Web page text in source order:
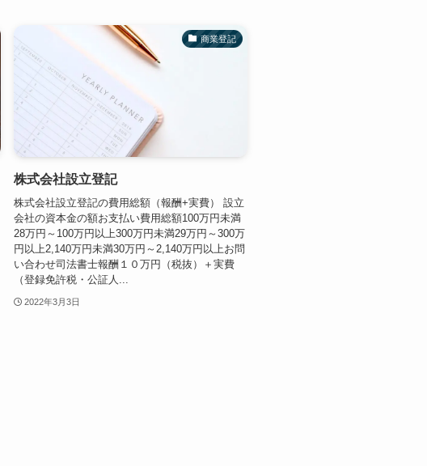
商業登記
株式会社設立登記
株式会社設立登記の費用総額（報酬+実費） 設立
会社の資本金の額お支払い費用総額100万円未満
28万円～100万円以上300万円未満29万円～300万
円以上2,140万円未満30万円～2,140万円以上お問
い合わせ司法書士報酬１０万円（税抜）＋実費
（登録免許税・公証人...
2022年3月3日